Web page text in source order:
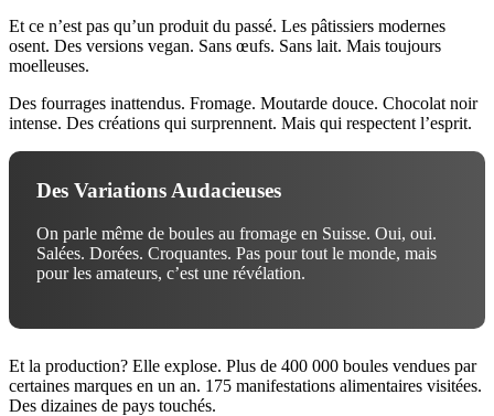
Et ce n’est pas qu’un produit du passé. Les pâtissiers modernes
osent. Des versions vegan. Sans œufs. Sans lait. Mais toujours
moelleuses.
Des fourrages inattendus. Fromage. Moutarde douce. Chocolat noir
intense. Des créations qui surprennent. Mais qui respectent l’esprit.
Des Variations Audacieuses
On parle même de boules au fromage en Suisse. Oui, oui.
Salées. Dorées. Croquantes. Pas pour tout le monde, mais
pour les amateurs, c’est une révélation.
Et la production? Elle explose. Plus de 400 000 boules vendues par
certaines marques en un an. 175 manifestations alimentaires visitées.
Des dizaines de pays touchés.